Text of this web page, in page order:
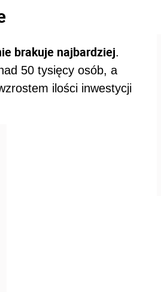
brakuje najbardziej.
50 tysięcy osób, a
ilości inwestycji